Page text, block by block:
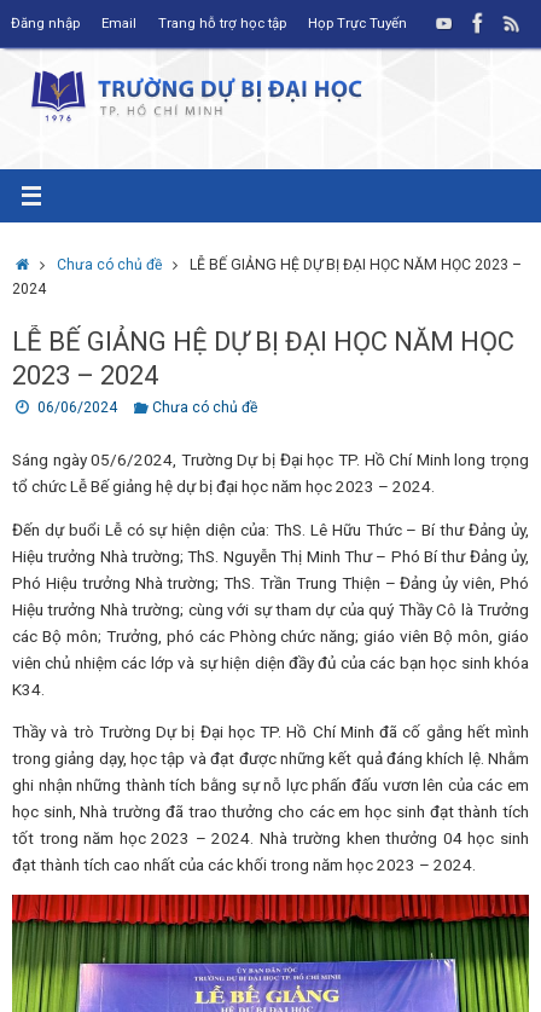
Đăng nhập Email Trang hỗ trợ học tập Họp Trực Tuyến
HomeChưa có chủ đề
LỄ BẾ GIẢNG HỆ DỰ BỊ ĐẠI HỌC NĂM HỌC 2023 –
2024
LỄ BẾ GIẢNG HỆ DỰ BỊ ĐẠI HỌC NĂM HỌC
2023 – 2024
06/06/2024 Chưa có chủ đề
Sáng ngày 05/6/2024, Trường Dự bị Đại học TP. Hồ Chí Minh long trọng
tổ chức Lễ Bế giảng hệ dự bị đại học năm học 2023 – 2024.
Đến dự buổi Lễ có sự hiện diện của: ThS. Lê Hữu Thức – Bí thư Đảng ủy,
Hiệu trưởng Nhà trường; ThS. Nguyễn Thị Minh Thư – Phó Bí thư Đảng ủy,
Phó Hiệu trưởng Nhà trường; ThS. Trần Trung Thiện – Đảng ủy viên, Phó
Hiệu trưởng Nhà trường; cùng với sự tham dự của quý Thầy Cô là Trưởng
các Bộ môn; Trưởng, phó các Phòng chức năng; giáo viên Bộ môn, giáo
viên chủ nhiệm các lớp và sự hiện diện đầy đủ của các bạn học sinh khóa
K34.
Thầy và trò Trường Dự bị Đại học TP. Hồ Chí Minh đã cố gắng hết mình
trong giảng dạy, học tập và đạt được những kết quả đáng khích lệ. Nhằm
ghi nhận những thành tích bằng sự nỗ lực phấn đấu vươn lên của các em
học sinh, Nhà trường đã trao thưởng cho các em học sinh đạt thành tích
tốt trong năm học 2023 – 2024. Nhà trường khen thưởng 04 học sinh
đạt thành tích cao nhất của các khối trong năm học 2023 – 2024.